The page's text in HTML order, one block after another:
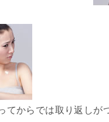
てからでは取り返しが